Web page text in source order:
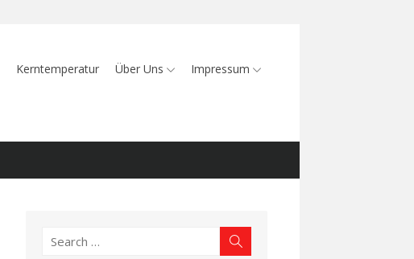
Kerntemperatur Über Uns Impressum
Search